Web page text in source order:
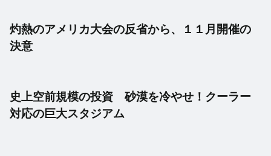
灼熱のアメリカ大会の反省から、１１月開催の
決意
史上空前規模の投資 砂漠を冷やせ！クーラー
対応の巨大スタジアム